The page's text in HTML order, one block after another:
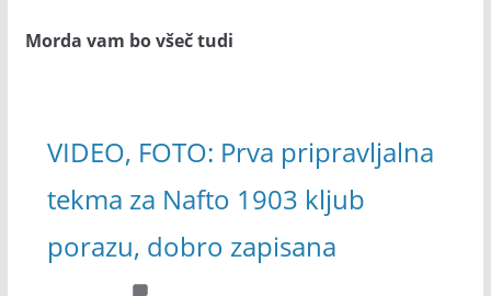
Morda vam bo všeč tudi
VIDEO, FOTO: Prva pripravljalna
tekma za Nafto 1903 kljub
porazu, dobro zapisana